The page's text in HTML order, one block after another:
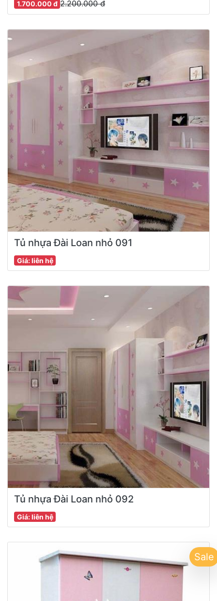
2.200.000 đ
1.700.000 đ
Tủ nhựa Đài Loan nhỏ 091
Giá: liên hệ
Tủ nhựa Đài Loan nhỏ 092
Giá: liên hệ
Sale